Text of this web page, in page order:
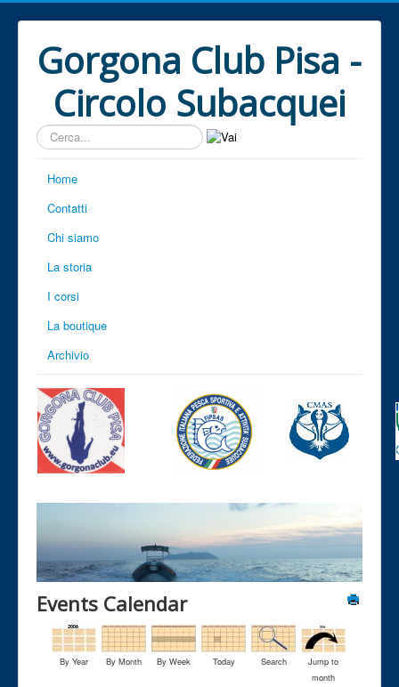
Gorgona Club Pisa -
Circolo Subacquei
Cerca...
Home
Contatti
Chi siamo
La storia
I corsi
La boutique
Archivio
Events Calendar
By Year By Month By Week Today Search
Jump to
month